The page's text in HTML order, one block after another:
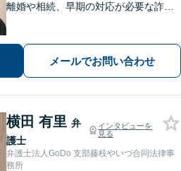
離婚や相続、早期の対応が必要な詐欺
か」と悩まずに、まずはご相談くださ
い【弁護士3人在籍】
メールでお問い合わせ
横田 有里 弁
護士
インタビューを
見る
弁護士法人GoDo 支部藤枝やいづ合同法律事
務所